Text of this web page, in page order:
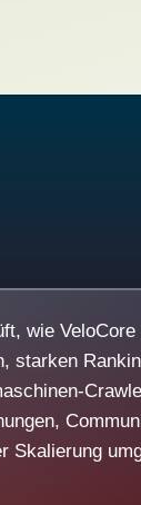
wie VeloCore
starken
Skalierung